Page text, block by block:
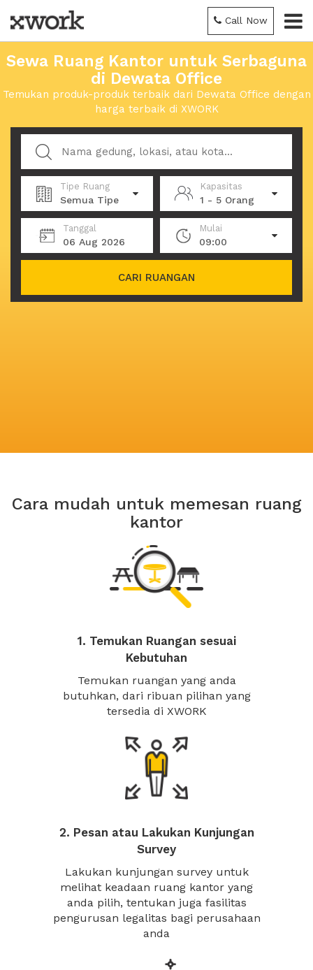
Call Now
Sewa Ruang Kantor untuk Serbaguna
di Dewata Office
Temukan produk-produk terbaik dari Dewata Office dengan
harga terbaik di XWORK
Tipe Ruang
Semua Tipe
Kapasitas
1 - 5 Orang
Tanggal
06 Aug 2026
Mulai
09:00
CARI RUANGAN
Cara mudah untuk memesan ruang
kantor
1. Temukan Ruangan sesuai
Kebutuhan
Temukan ruangan yang anda
butuhkan, dari ribuan pilihan yang
tersedia di XWORK
2. Pesan atau Lakukan Kunjungan
Survey
Lakukan kunjungan survey untuk
melihat keadaan ruang kantor yang
anda pilih, tentukan juga fasilitas
pengurusan legalitas bagi perusahaan
anda